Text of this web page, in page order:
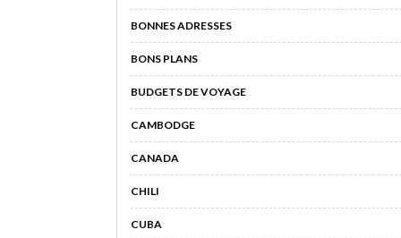
BONNES ADRESSES
BONS PLANS
BUDGETS DE VOYAGE
CAMBODGE
CANADA
CHILI
CUBA